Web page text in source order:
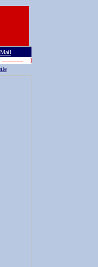
------------ Blacklist